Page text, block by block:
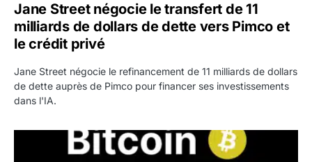
Jane Street négocie le transfert de 11
milliards de dollars de dette vers Pimco et
le crédit privé
Jane Street négocie le refinancement de 11 milliards de dollars
de dette auprès de Pimco pour financer ses investissements
dans l'IA.
Bitcoin stagne à 64 000 dollars pendant que les